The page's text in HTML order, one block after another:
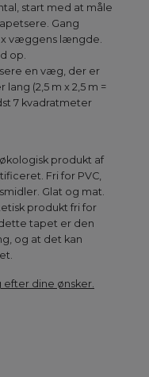
start med at måle
Gang
væggens længde.
op.
en væg, der er
(2,5 m x 2,5 m =
7 kvadratmeter
produkt af
Fri for PVC,
Glat og mat.
produkt fri for
tapet er den
og at det kan
dine ønsker.